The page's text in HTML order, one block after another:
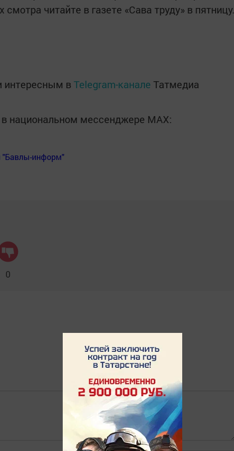
смотра читайте в газете «Сава труду» в пятницу.
в Telegram-канале Татмедиа
в национальном мессенджере MАХ:
"Бавлы-информ"
0